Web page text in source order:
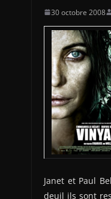
30 octobre 2008
Janet et Paul
deuil ils sont